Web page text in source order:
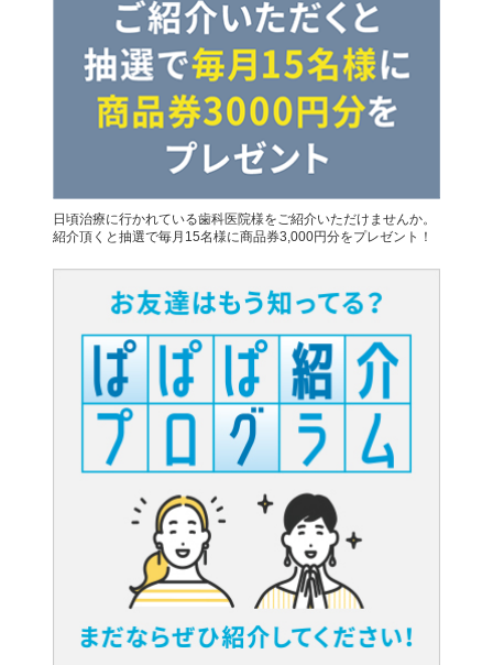
日頃治療に行かれている歯科医院様をご紹介いただけませんか。
紹介頂くと抽選で毎月15名様に商品券3,000円分をプレゼント！